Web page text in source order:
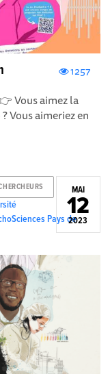
1257
Vous aimez la
Vous aimeriez en
Pays de
MAI
12
2023